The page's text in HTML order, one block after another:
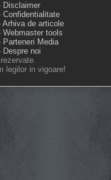
Disclaimer
Confidentialitate
Arhiva de articole
Webmaster tools
Parteneri Media
Despre noi
legilor in vigoare!